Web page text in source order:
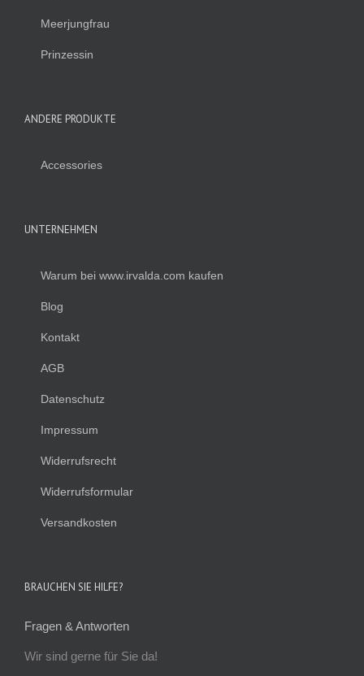
Meerjungfrau
Prinzessin
ANDERE PRODUKTE
Accessories
UNTERNEHMEN
Warum bei www.irvalda.com kaufen
Blog
Kontakt
AGB
Datenschutz
Impressum
Widerrufsrecht
Widerrufsformular
Versandkosten
BRAUCHEN SIE HILFE?
Fragen & Antworten
Wir sind gerne für Sie da!